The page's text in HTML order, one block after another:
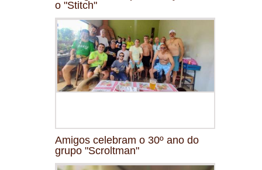
o "Stitch"
Amigos celebram o 30º ano do
grupo "Scroltman"